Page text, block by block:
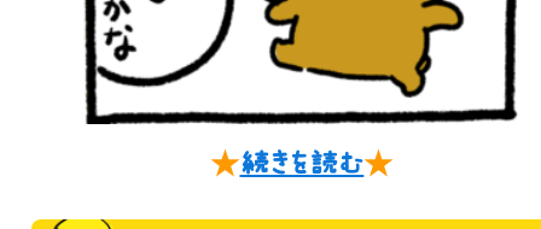
★続きを読む★